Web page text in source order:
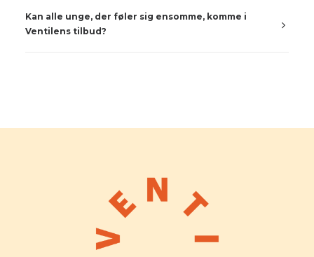
Kan alle unge, der føler sig ensomme, komme i
Ventilens tilbud?